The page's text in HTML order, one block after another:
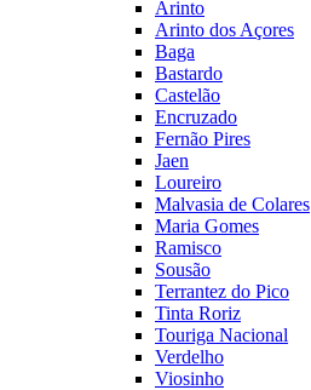
Arinto
Arinto dos Açores
Baga
Bastardo
Castelão
Encruzado
Fernão Pires
Jaen
Loureiro
Malvasia de Colares
Maria Gomes
Ramisco
Sousão
Terrantez do Pico
Tinta Roriz
Touriga Nacional
Verdelho
Viosinho